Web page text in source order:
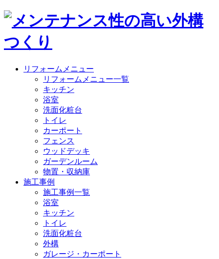
リフォームメニュー
リフォームメニュー一覧
キッチン
浴室
洗面化粧台
トイレ
カーポート
フェンス
ウッドデッキ
ガーデンルーム
物置・収納庫
施工事例
施工事例一覧
浴室
キッチン
トイレ
洗面化粧台
外構
ガレージ・カーポート